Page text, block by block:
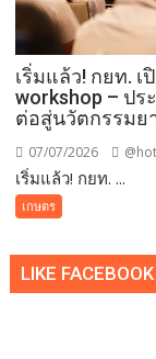
เริ่มแล้ว! กยท.
workshop – ปร
ต่อสู่นวัตกรรมย
07/07/2026
เริ่มแล้ว! กยท. ...
เกษตร
LIKE FACEBOOK